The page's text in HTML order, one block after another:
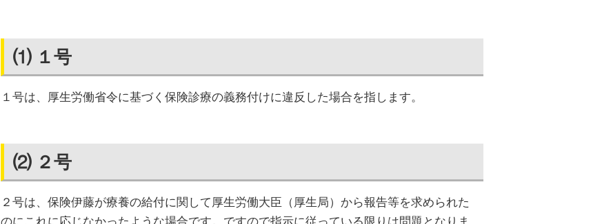
⑴ １号
１号は、厚生労働省令に基づく保険診療の義務付けに違反した場合を指します。
⑵ ２号
２号は、保険伊藤が療養の給付に関して厚生労働大臣（厚生局）から報告等を求められた
のにこれに応じなかったような場合です。ですので指示に従っている限りは問題となりま